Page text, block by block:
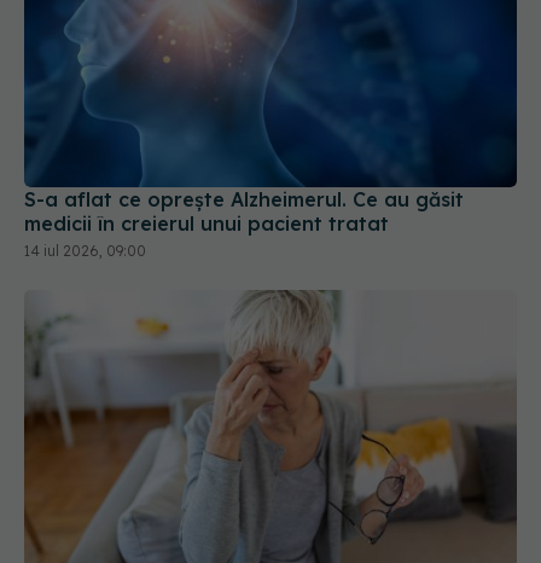
S-a aflat ce oprește Alzheimerul. Ce au găsit
medicii în creierul unui pacient tratat
14 iul 2026, 09:00